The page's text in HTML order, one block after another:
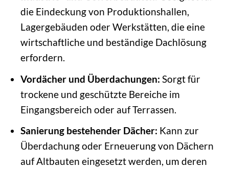
die Eindeckung von Produktionshallen,
Lagergebäuden oder Werkstätten, die eine
wirtschaftliche und beständige Dachlösung
erfordern.
Vordächer und Überdachungen: Sorgt für
trockene und geschützte Bereiche im
Eingangsbereich oder auf Terrassen.
Sanierung bestehender Dächer: Kann zur
Überdachung oder Erneuerung von Dächern
auf Altbauten eingesetzt werden, um deren